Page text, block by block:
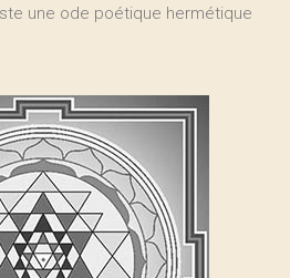
une ode poétique hermétique